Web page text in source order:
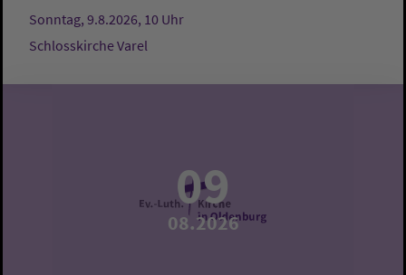
Sonntag, 9.8.2026, 10 Uhr
Schlosskirche Varel
09
08.2026